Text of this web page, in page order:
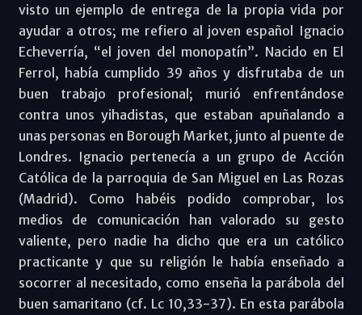
visto un ejemplo de entrega de la propia vida por
ayudar a otros; me refiero al joven español Ignacio
Echeverría, “el joven del monopatín”. Nacido en El
Ferrol, había cumplido 39 años y disfrutaba de un
buen trabajo profesional; murió enfrentándose
contra unos yihadistas, que estaban apuñalando a
unas personas en Borough Market, junto al puente de
Londres. Ignacio pertenecía a un grupo de Acción
Católica de la parroquia de San Miguel en Las Rozas
(Madrid). Como habéis podido comprobar, los
medios de comunicación han valorado su gesto
valiente, pero nadie ha dicho que era un católico
practicante y que su religión le había enseñado a
socorrer al necesitado, como enseña la parábola del
buen samaritano (cf. Lc 10,33-37). En esta parábola